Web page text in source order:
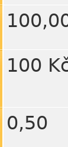
100
0,50